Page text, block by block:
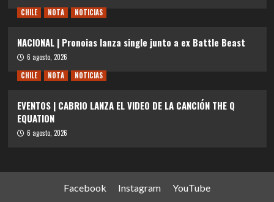
CHILE
NOTA NOTICIAS
NACIONAL | Pronoias lanza single junto a ex Battle Beast
6 agosto, 2026
CHILE
NOTA NOTICIAS
EVENTOS | CABRIO LANZA EL VIDEO DE LA CANCIÓN THE Q
EQUATION
6 agosto, 2026
Facebook Instagram YouTube